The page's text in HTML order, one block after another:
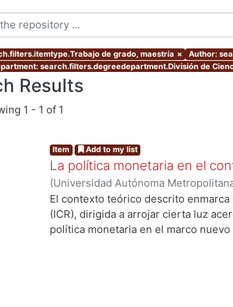
de grado, maestría × Author:
search.filters.degreedepartment.División de
Results
1 - 1 of 1
Item Add to my list
La política monetaria en el
(Universidad Autónoma
de Servicios de Información.,2015-
El contexto teórico descrito
(ICR), dirigida a arrojar cierta luz
política monetaria en el marco